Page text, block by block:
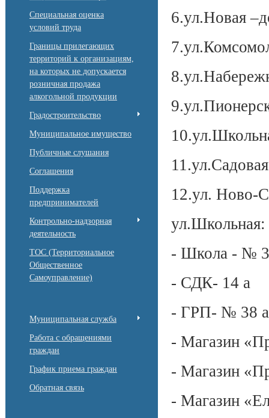
Специальная оценка
условий труда
Границы прилегающих
территорий к организациям,
на которых не допускается
розничная продажа
алкогольной продукции
Градостроительство
Муниципальное имущество
Публичные слушания
Соглашения
Поддержка
предпринимателей
Контрольно-надзорная
деятельность
ТОС (Территориальное
Общественное
Самоуправление)
Муниципальная служба
Работа с обращениями
граждан
График приема граждан
Обратная связь
6.ул.Новая
12.ул. Ново-
ул.Школьная:
- Школа - №
- СДК- 14 а
- ГРП- № 38 а
- Магазин
- Магазин
- Магазин